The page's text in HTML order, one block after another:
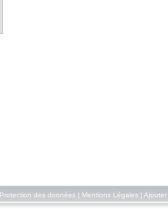
Protection des données| Mentions Légales| Ajouter